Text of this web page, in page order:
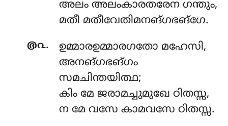
അലം അലംകാരതരേന ഗന്തും,
മതീ മതീവേതിമനങ്ഗഭങ്ഗേ.
൫൨.
ഉമ്മാരഉമ്മാരഗതോ മഹേസി,
അനങ്ഗഭങ്ഗം
സമചിന്തയിത്ഥ;
കിം മേ ജരാമച്ചുമുഖേ ഠിതസ്സ,
ന മേ വസേ കാമവസേ ഠിതസ്സ.